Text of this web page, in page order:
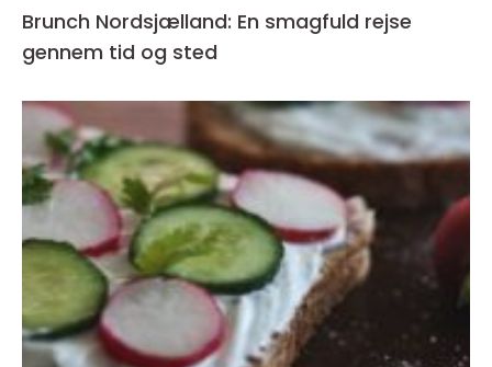
Brunch Nordsjælland: En smagfuld rejse
gennem tid og sted